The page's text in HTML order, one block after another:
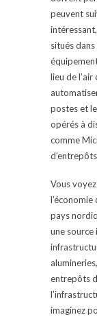
peuvent
situés
lieu de
postes et
opérés à
comme
d’entrepôts
Vous
l’économie
pays
une source
entrepôts
imaginez